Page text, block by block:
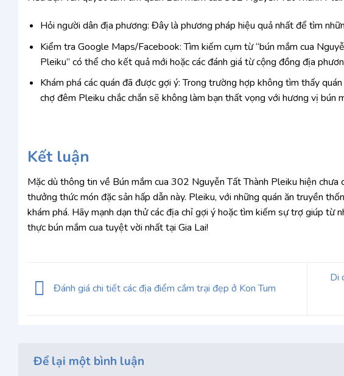
Hỏi người dân địa phương: Đây là phương pháp hiệu quả nhất để tìm
Kiểm tra Google Maps/Facebook: Tìm kiếm cụm từ “bún mắm cua
Pleiku” có thể cho kết quả mới hoặc các đánh giá từ cộng đồng địa
Khám phá các quán đã được gợi ý: Trong trường hợp không tìm thấy
chợ đêm Pleiku chắc chắn sẽ không làm bạn thất vọng với hương vị bún
Kết luận
Mặc dù thông tin về Bún mắm cua 302 Nguyễn Tất Thành Pleiku hiện
thưởng thức món đặc sản hấp dẫn này. Pleiku, với những quán ăn truyền
khám phá. Hãy mạnh dạn thử các địa chỉ gợi ý hoặc tìm kiếm sự trợ giúp từ
thực bún mắm cua tuyệt vời nhất tại Gia Lai!
Đánh giá chi tiết các địa điểm cắm trại đẹp ở Kon Tum
Di
Để lại một bình luận